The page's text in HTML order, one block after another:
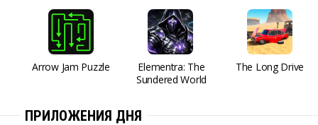
Arrow Jam Puzzle
Elementra: The
Sundered World
The Long Drive
ПРИЛОЖЕНИЯ ДНЯ